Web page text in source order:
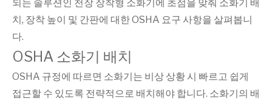
되는 솔루션인 천장 장착형 소화기에 초점을 맞춰 소화기 배
치, 장착 높이 및 간판에 대한 OSHA 요구 사항을 살펴봅니
다.
OSHA 소화기 배치
OSHA 규정에 따르면 소화기는 비상 상황 시 빠르고 쉽게
접근할 수 있도록 전략적으로 배치해야 합니다. 소화기의 배